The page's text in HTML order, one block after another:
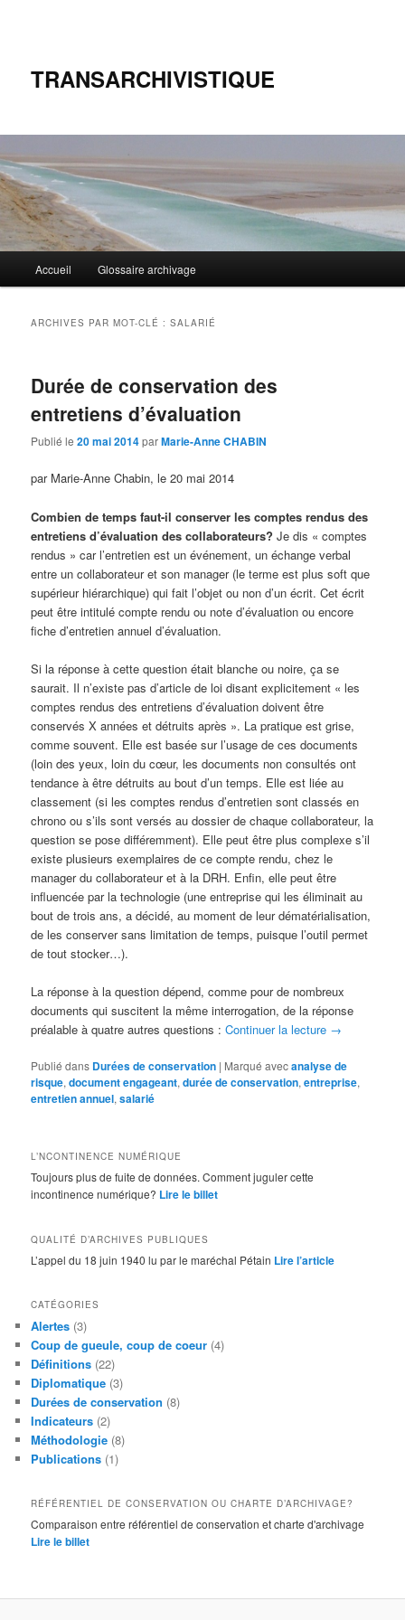
TRANSARCHIVISTIQUE
principal
Aller
principal
Aller
secondaire
Accueil Glossaire archivage
ARCHIVES PAR MOT-CLÉ :SALARIÉ
Durée de conservation des
entretiens d’évaluation
Publié le20 mai 2014parMarie-Anne CHABIN
par Marie-Anne Chabin, le 20 mai 2014
Combien de temps faut-il conserver les comptes rendus des
entretiens d’évaluation des collaborateurs? Je dis « comptes
rendus » car l’entretien est un événement, un échange verbal
entre un collaborateur et son manager (le terme est plus soft que
supérieur hiérarchique) qui fait l’objet ou non d’un écrit. Cet écrit
peut être intitulé compte rendu ou note d’évaluation ou encore
fiche d’entretien annuel d’évaluation.
Si la réponse à cette question était blanche ou noire, ça se
saurait. Il n’existe pas d’article de loi disant explicitement « les
comptes rendus des entretiens d’évaluation doivent être
conservés X années et détruits après ». La pratique est grise,
comme souvent. Elle est basée sur l’usage de ces documents
(loin des yeux, loin du cœur, les documents non consultés ont
tendance à être détruits au bout d’un temps. Elle est liée au
classement (si les comptes rendus d’entretien sont classés en
chrono ou s’ils sont versés au dossier de chaque collaborateur, la
question se pose différemment). Elle peut être plus complexe s’il
existe plusieurs exemplaires de ce compte rendu, chez le
manager du collaborateur et à la DRH. Enfin, elle peut être
influencée par la technologie (une entreprise qui les éliminait au
bout de trois ans, a décidé, au moment de leur dématérialisation,
de les conserver sans limitation de temps, puisque l’outil permet
de tout stocker…).
La réponse à la question dépend, comme pour de nombreux
documents qui suscitent la même interrogation, de la réponse
préalable à quatre autres questions :Continuer la lecture →
Publié dans Durées de conservation | Marqué avecanalyse de
risque,document engageant,durée de conservation,entreprise,
entretien annuel,salarié
L’NCONTINENCE NUMÉRIQUE
Toujours plus de fuite de données. Comment juguler cette
incontinence numérique? Lire le billet
QUALITÉ D’ARCHIVES PUBLIQUES
L’appel du 18 juin 1940 lu par le maréchal Pétain Lire l’article
CATÉGORIES
Alertes (3)
Coup de gueule, coup de coeur (4)
Définitions (22)
Diplomatique (3)
Durées de conservation (8)
Indicateurs (2)
Méthodologie (8)
Publications (1)
RÉFÉRENTIEL DE CONSERVATION OU CHARTE D’ARCHIVAGE?
Comparaison entre référentiel de conservation et charte d'archivage
Lire le billet